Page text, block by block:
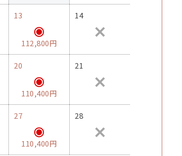
13
112,800円
14
20
110,400円
21
27
110,400円
28